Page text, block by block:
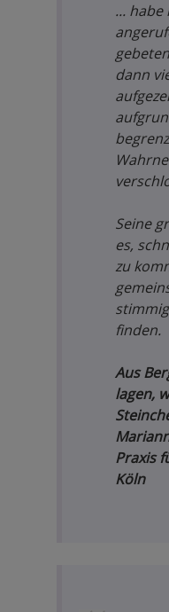
... habe
dann
Seine
es,
zu
finden.
Aus
lagen,
Praxis
Köln